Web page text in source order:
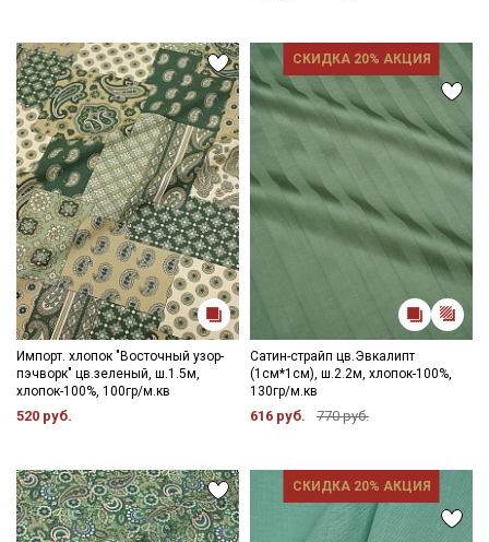
Импорт. хлопок "Восточный узор-
пэчворк" цв.зеленый, ш.1.5м,
хлопок-100%, 100гр/м.кв
520 руб.
СКИДКА 20% АКЦИЯ
Сатин-страйп цв.Эвкалипт
(1см*1см), ш.2.2м, хлопок-100%,
130гр/м.кв
616 руб. 770 руб.
СКИДКА 20% АКЦИЯ